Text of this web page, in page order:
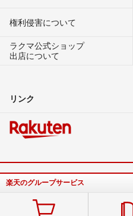
権利侵害について
ラクマ公式ショップ
出店について
リンク
楽天のグループサービス